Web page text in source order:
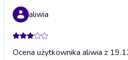
aliwia
Ocena użytkownika aliwia z